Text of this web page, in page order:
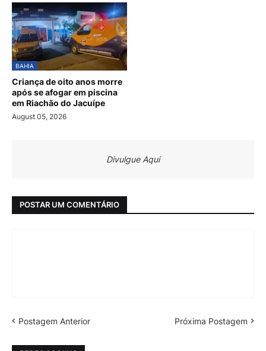
BAHIA
Criança de oito anos morre
após se afogar em piscina
em Riachão do Jacuípe
August 05, 2026
Divulgue Aqui
POSTAR UM COMENTÁRIO
Postagem Anterior Próxima Postagem